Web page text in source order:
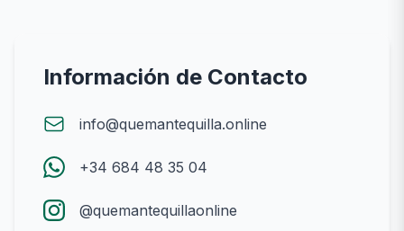
Información de Contacto
info@quemantequilla.online
+34 684 48 35 04
@quemantequillaonline